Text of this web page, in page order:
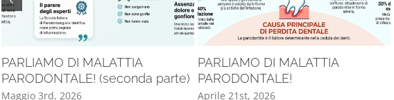
PARLIAMO DI MALATTIA
PARODONTALE! (seconda parte)
Maggio 3rd, 2026
PARLIAMO DI MALATTIA
PARODONTALE!
Aprile 21st, 2026